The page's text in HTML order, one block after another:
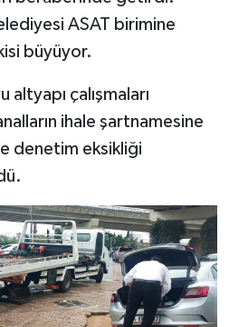
ASAT birimine
büyüyor.
çalışmaları
ihale şartnamesine
denetim eksikliği